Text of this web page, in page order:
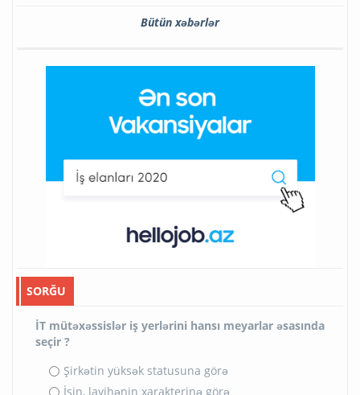
Bütün xəbərlər
SORĞU
İT mütəxəssislər iş yerlərini hansı meyarlar əsasında
seçir ?
Şirkətin yüksək statusuna görə
İşin, layihənin xarakterinə görə